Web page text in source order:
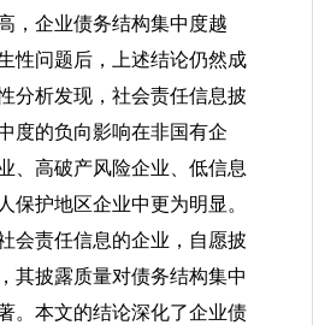
，企业债务结构集中度越
性问题后，上述结论仍然成
分析发现，社会责任信息披
度的负向影响在非国有企
、高破产风险企业、低信息
保护地区企业中更为明显。
会责任信息的企业，自愿披
其披露质量对债务结构集中
。本文的结论深化了企业债